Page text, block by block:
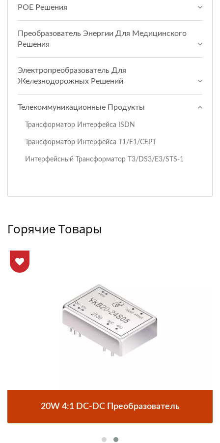
POE Решения
Преобразователь Энергии Для Медицинского
Решения
Электропреобразователь Для
Железнодорожных Решений
Телекоммуникационные Продукты
Трансформатор Интерфейса ISDN
Трансформатор Интерфейса T1/E1/CEPT
Интерфейсный Трансформатор T3/DS3/E3/STS-1
Горячие Товары
20W 4:1 DC-DC Преобразователь